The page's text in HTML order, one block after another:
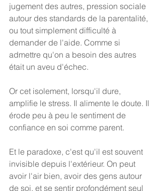
jugement des autres, pression sociale
autour des standards de la parentalité,
ou tout simplement difficulté à
demander de l'aide. Comme si
admettre qu'on a besoin des autres
était un aveu d'échec.
Or cet isolement, lorsqu'il dure,
amplifie le stress. Il alimente le doute. Il
érode peu à peu le sentiment de
confiance en soi comme parent.
Et le paradoxe, c'est qu'il est souvent
invisible depuis l'extérieur. On peut
avoir l'air bien, avoir des gens autour
de soi, et se sentir profondément seul